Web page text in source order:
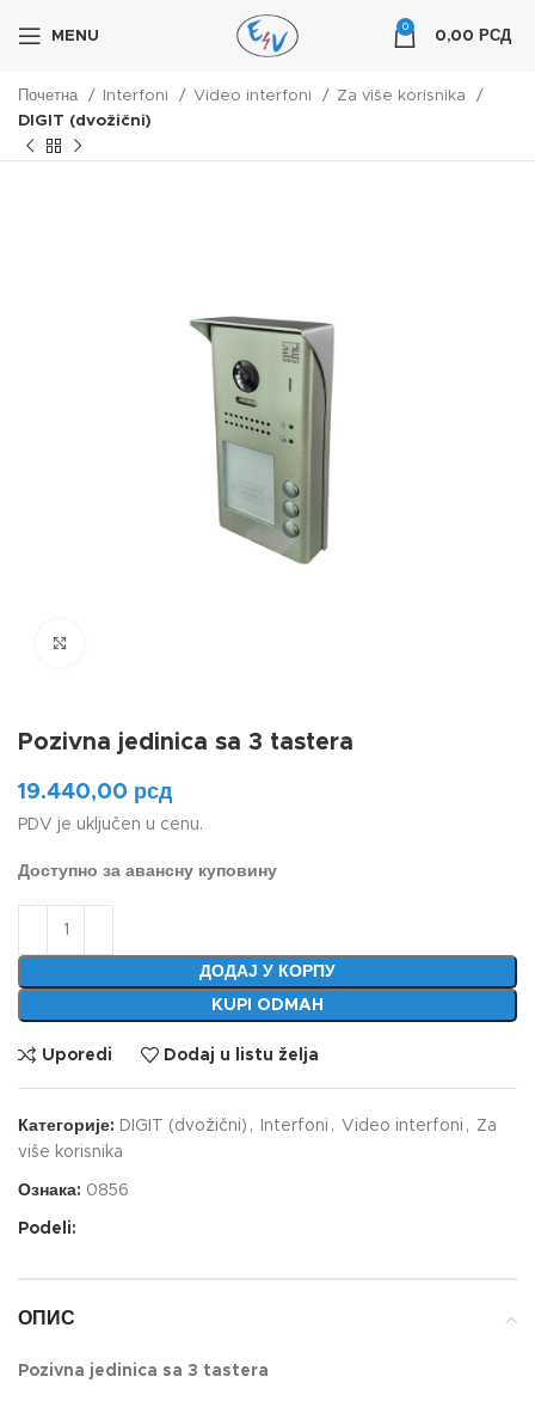
MENU
0
0,00 РСД
Почетна Interfoni Video interfoni
Za više korisnika
DIGIT (dvožični)
Pozivna jedinica sa 3 tastera
19.440,00 рсд
PDV je uključen u cenu.
Доступно за авансну куповину
ДОДАЈ У КОРПУ
KUPI ODMAH
Uporedi Dodaj u listu želja
Категорије: DIGIT (dvožični) , Interfoni , Video interfoni , Za
više korisnika
Ознака: 0856
Podeli:
ОПИС
Pozivna jedinica sa 3 tastera